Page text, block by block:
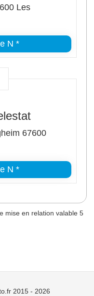
Les
N *
67600
N *
mise en relation valable 5
2015 - 2026